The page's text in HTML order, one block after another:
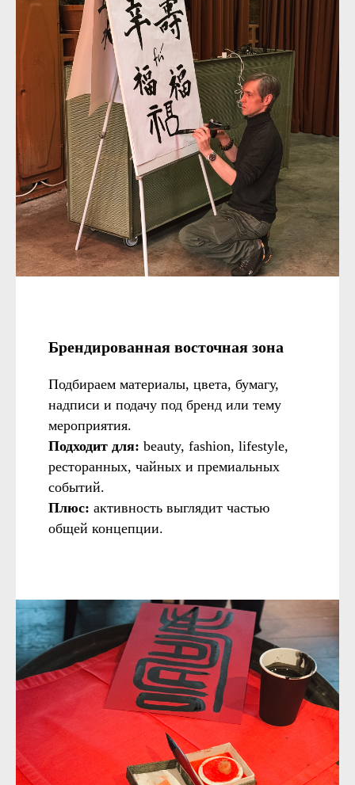
Брендированная восточная зона
Подбираем материалы, цвета, бумагу,
надписи и подачу под бренд или тему
мероприятия.
Подходит для: beauty, fashion, lifestyle,
ресторанных, чайных и премиальных
событий.
Плюс: активность выглядит частью
общей концепции.